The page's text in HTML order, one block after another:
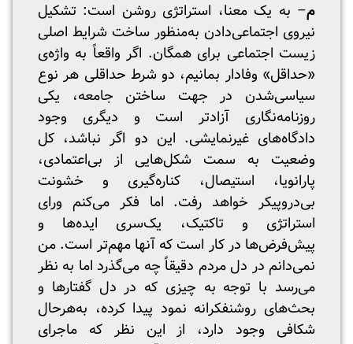
م– به یک معنا، استراتژی روشن است:‌ تشکیل
نیروی اجتماعی‌دادن به‌منظور ساخت شرایط اصلی
زیست اجتماعی برای همگان. اگر واقعاً‌ به واژه‌ی
«حداقل» وفادار بمانیم، دو شرط حداقلی هر نوع
سیاسی‌شدن در جهت ساختن جامعه، یکی
روزنامه‌نگاری آزادتر است و دیگری وجود
دادگاه‌های غیرنمایشی. این دو اگر نباشد، کل
وضعیت به‌ سمت شکل‌هایی از بی‌اعتمادی،
پارانویا، استیصال، کناره‌گیری و خشونت
بی‌دروپیکر خواهد رفت. اما فکر می‌کنم ورای
استراتژی و تاکتیک، یک‌سری ایده‌ها و
پیش‌فرض‌ها در کار است که آنها مهم‌تر است. من
نمی‌دانم در دل مردم دقیقاً چه می‌گذرد اما به نظر
می‌رسد با توجه به چیزی که در دل گفتارها و
بحث‌های روشنفکرانه نمود پیدا کرده، به‌هرحال
شکافی وجود دارد، از این‌ نظر که ماجرای